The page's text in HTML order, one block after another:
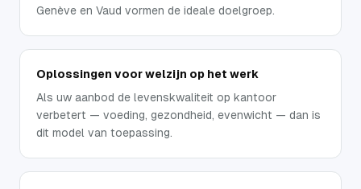
Genève en Vaud vormen de ideale doelgroep.
Oplossingen voor welzijn op het werk
Als uw aanbod de levenskwaliteit op kantoor
verbetert — voeding, gezondheid, evenwicht — dan is
dit model van toepassing.